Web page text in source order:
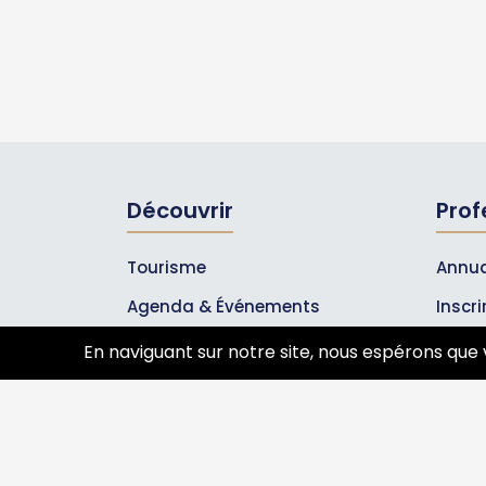
Découvrir
Tourisme
Agenda & Événements
Inscrire un événement
Qui sommes-nous ?
Les
En naviguant sur notre site, nous espérons